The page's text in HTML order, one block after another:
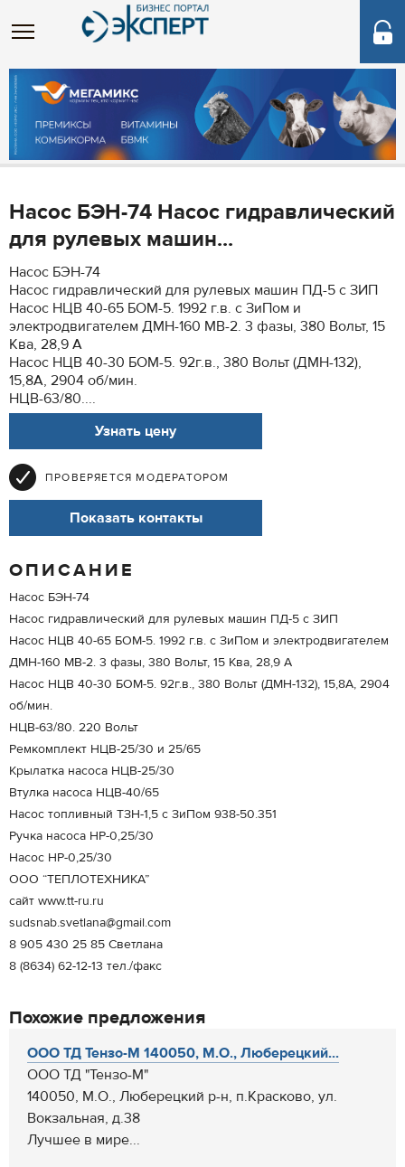
Насос БЭН-74 Насос гидравлический
для рулевых машин...
Насос БЭН-74
Насос гидравлический для рулевых машин ПД-5 с ЗИП
Насос НЦВ 40-65 БОМ-5. 1992 г.в. с ЗиПом и
электродвигателем ДМН-160 МВ-2. 3 фазы, 380 Вольт, 15
Ква, 28,9 А
Насос НЦВ 40-30 БОМ-5. 92г.в., 380 Вольт (ДМН-132),
15,8А, 2904 об/мин.
НЦВ-63/80....
Узнать цену
ПРОВЕРЯЕТСЯ МОДЕРАТОРОМ
Показать контакты
ОПИСАНИЕ
Насос БЭН-74
Насос гидравлический для рулевых машин ПД-5 с ЗИП
Насос НЦВ 40-65 БОМ-5. 1992 г.в. с ЗиПом и электродвигателем
ДМН-160 МВ-2. 3 фазы, 380 Вольт, 15 Ква, 28,9 А
Насос НЦВ 40-30 БОМ-5. 92г.в., 380 Вольт (ДМН-132), 15,8А, 2904
об/мин.
НЦВ-63/80. 220 Вольт
Ремкомплект НЦВ-25/30 и 25/65
Крылатка насоса НЦВ-25/30
Втулка насоса НЦВ-40/65
Насос топливный ТЗН-1,5 с ЗиПом 938-50.351
Ручка насоса НР-0,25/30
Насос НР-0,25/30
ООО “ТЕПЛОТЕХНИКА”
сайт www.tt-ru.ru
sudsnab.svetlana@gmail.com
8 905 430 25 85 Светлана
8 (8634) 62-12-13 тел./факс
Похожие предложения
ООО ТД Тензо-М 140050, М.О., Люберецкий...
ООО ТД "Тензо-М"
140050, М.О., Люберецкий р-н, п.Красково, ул.
Вокзальная, д.38
Лучшее в мире...